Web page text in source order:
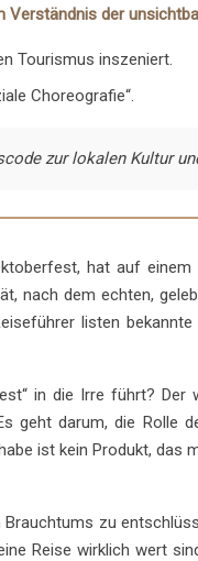
der
Tourismus inszeniert.
Choreografie“.
zur lokalen Kultur
hat auf
nach dem echten,
listen
in die Irre führt?
darum, die Rolle
ist kein Produkt,
zu
Reise wirklich wert